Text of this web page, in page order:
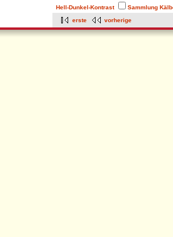
Hell-Dunkel-Kontrast
Sammlung
erste
vorherige